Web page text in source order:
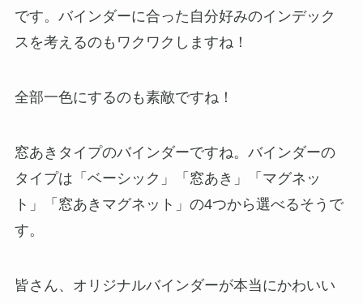
です。バインダーに合った自分好みのインデック
スを考えるのもワクワクしますね！
全部一色にするのも素敵ですね！
窓あきタイプのバインダーですね。バインダーの
タイプは「ベーシック」「窓あき」「マグネッ
ト」「窓あきマグネット」の4つから選べるそうで
す。
皆さん、オリジナルバインダーが本当にかわいい